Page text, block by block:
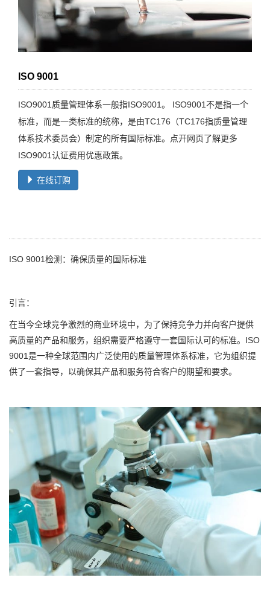
ISO 9001
ISO9001质量管理体系一般指ISO9001。 ISO9001不是指一个
标准，而是一类标准的统称，是由TC176（TC176指质量管理
体系技术委员会）制定的所有国际标准。点开网页了解更多
ISO9001认证费用优惠政策。
在线订购
ISO 9001检测：确保质量的国际标准
引言：
在当今全球竞争激烈的商业环境中，为了保持竞争力并向客户提供
高质量的产品和服务，组织需要严格遵守一套国际认可的标准。ISO
9001是一种全球范围内广泛使用的质量管理体系标准，它为组织提
供了一套指导，以确保其产品和服务符合客户的期望和要求。